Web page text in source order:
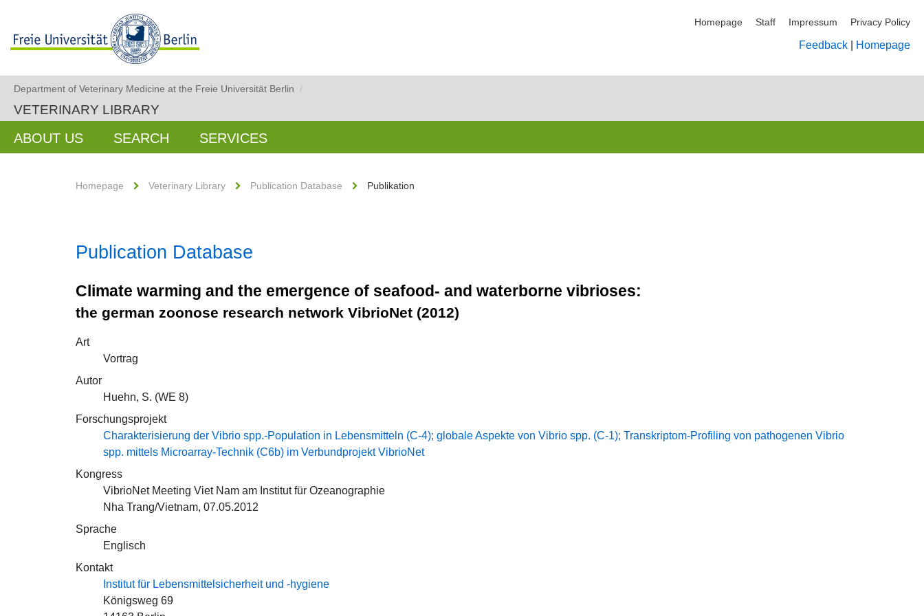
Homepage Staff Impressum Privacy Policy
Feedback Homepage
Department of Veterinary Medicine at the Freie Universität Berlin /
VETERINARY LIBRARY
ABOUT US SEARCH SERVICES
Homepage Veterinary Library Publication Database Publikation
Publication Database
Climate warming and the emergence of seafood- and waterborne vibrioses:
the german zoonose research network VibrioNet (2012)
Art
Vortrag
Autor
Huehn, S. (WE 8)
Forschungsprojekt
Charakterisierung der Vibrio spp.-Population in Lebensmitteln (C-4); globale Aspekte von Vibrio spp. (C-1); Transkriptom-Profiling von pathogenen Vibrio
spp. mittels Microarray-Technik (C6b) im Verbundprojekt VibrioNet
Kongress
VibrioNet Meeting Viet Nam am Institut für Ozeanographie
Nha Trang/Vietnam, 07.05.2012
Sprache
Englisch
Kontakt
Institut für Lebensmittelsicherheit und -hygiene
Königsweg 69